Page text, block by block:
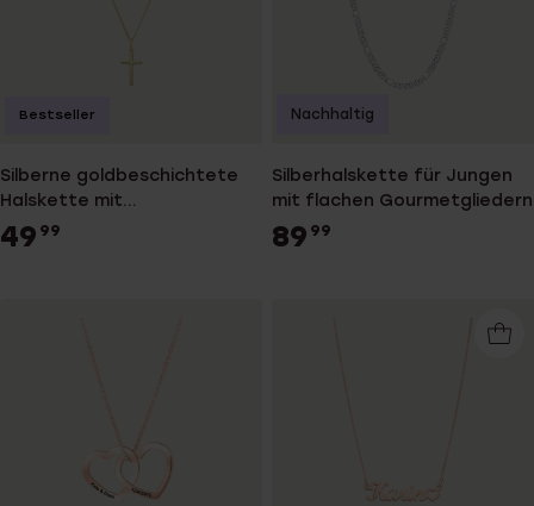
Silberne goldbeschichtete
Halskette mit
Kreuzanhänger
49 99
Bestseller
Silberhalskette für Jungen
mit flachen Gourmetgliedern
89 99
Nachhaltig